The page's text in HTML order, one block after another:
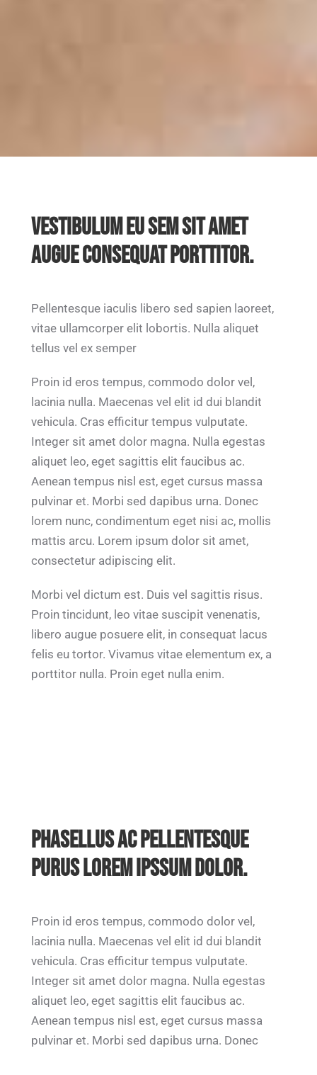
VESTIBULUM EU SEM SIT AMET
AUGUE CONSEQUAT PORTTITOR.
Pellentesque iaculis libero sed sapien laoreet,
vitae ullamcorper elit lobortis. Nulla aliquet
tellus vel ex semper
Proin id eros tempus, commodo dolor vel,
lacinia nulla. Maecenas vel elit id dui blandit
vehicula. Cras efficitur tempus vulputate.
Integer sit amet dolor magna. Nulla egestas
aliquet leo, eget sagittis elit faucibus ac.
Aenean tempus nisl est, eget cursus massa
pulvinar et. Morbi sed dapibus urna. Donec
lorem nunc, condimentum eget nisi ac, mollis
mattis arcu. Lorem ipsum dolor sit amet,
consectetur adipiscing elit.
Morbi vel dictum est. Duis vel sagittis risus.
Proin tincidunt, leo vitae suscipit venenatis,
libero augue posuere elit, in consequat lacus
felis eu tortor. Vivamus vitae elementum ex, a
porttitor nulla. Proin eget nulla enim.
Proin id eros tempus, commodo dolor vel,
lacinia nulla. Maecenas vel elit id dui blandit
vehicula. Cras efficitur tempus vulputate.
Integer sit amet dolor magna. Nulla egestas
aliquet leo, eget sagittis elit faucibus ac.
Aenean tempus nisl est, eget cursus massa
pulvinar et. Morbi sed dapibus urna. Donec
PHASELLUS AC PELLENTESQUE
PURUS LOREM IPSSUM DOLOR.